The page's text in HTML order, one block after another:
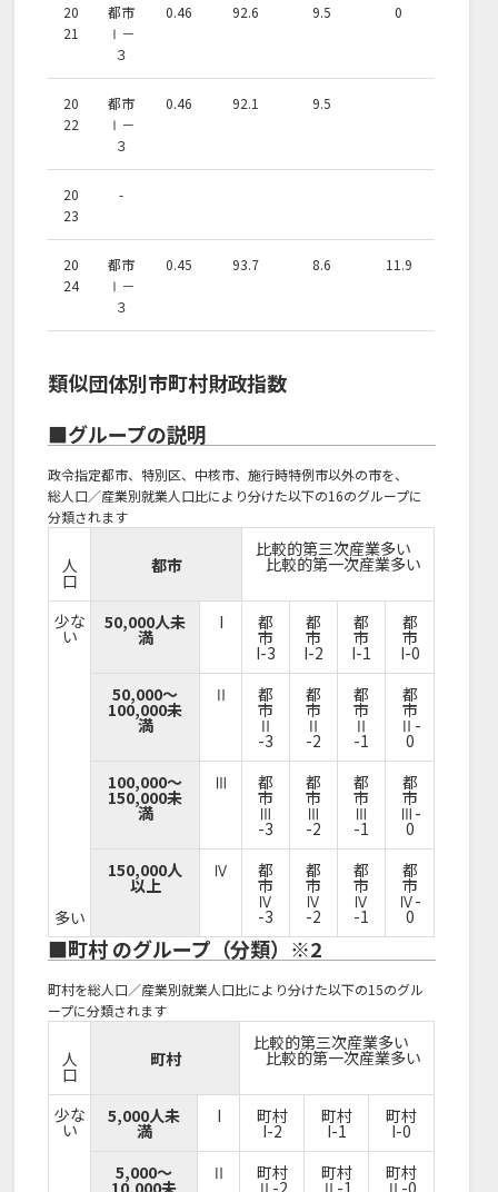
20
21
都市
Ⅰ－
３
0.46 92.6 9.5 0
20
22
都市
Ⅰ－
３
0.46 92.1 9.5
20
23
-
20
24
都市
Ⅰ－
３
0.45 93.7 8.6 11.9
類似団体別市町村財政指数
■グループの説明
政令指定都市、特別区、中核市、施行時特例市以外の市を、
総人口／産業別就業人口比により分けた以下の16のグループに
分類されます
人
口
都市
比較的第三次産業多い
比較的第一次産業多い
少な
い
多い
50,000人未
満
I 都
市
I-3
都
市
I-2
都
市
I-1
都
市
I-0
50,000～
100,000未
満
Ⅱ 都
市
Ⅱ
-3
都
市
Ⅱ
-2
都
市
Ⅱ
-1
都
市
Ⅱ-
0
100,000～
150,000未
満
Ⅲ 都
市
Ⅲ
-3
都
市
Ⅲ
-2
都
市
Ⅲ
-1
都
市
Ⅲ-
0
150,000人
以上
Ⅳ 都
市
Ⅳ
-3
都
市
Ⅳ
-2
都
市
Ⅳ
-1
都
市
Ⅳ-
0
■町村 のグループ（分類）※2
町村を総人口／産業別就業人口比により分けた以下の15のグル
ープに分類されます
人
口
町村
比較的第三次産業多い
比較的第一次産業多い
少な
い
5,000人未
満
I 町村
I-2
町村
I-1
町村
I-0
5,000～
10,000未
Ⅱ 町村
Ⅱ-2
町村
Ⅱ-1
町村
Ⅱ-0